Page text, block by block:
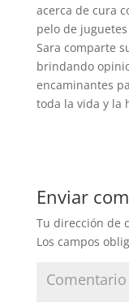
acerca de cura
pelo de
Sara comparte
brindando
encaminantes
toda la vida y la
Enviar
Tu dirección de
Los campos